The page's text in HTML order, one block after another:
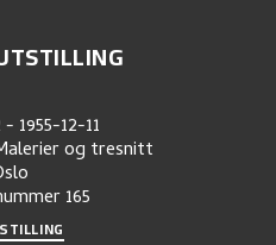
- 1955-12-11
og tresnitt
165